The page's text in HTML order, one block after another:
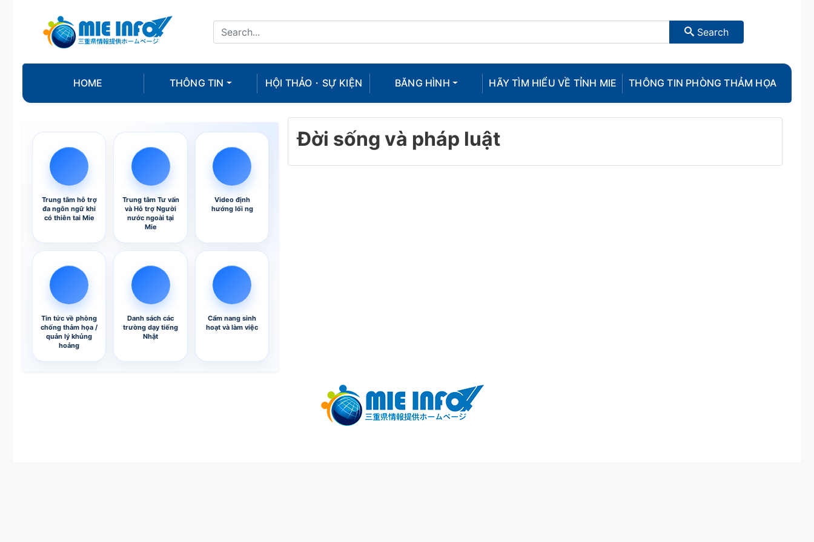
Search
HOME THÔNG TIN HỘI THẢO・SỰ KIỆN BĂNG HÌNH HÃY TÌM HIỂU VỀ TỈNH MIE THÔNG TIN PHÒNG THẢM HỌA
Trung tâm hỗ trợ
đa ngôn ngữ khi
có thiên tai Mie
Trung tâm Tư vấn
và Hỗ trợ Người
nước ngoài tại
Mie
Video định
hướng lối ng
Tin tức về phòng
chống thảm họa /
quản lý khủng
hoảng
Danh sách các
trường dạy tiếng
Nhật
Cẩm nang sinh
hoạt và làm việc
Đời sống và pháp luật